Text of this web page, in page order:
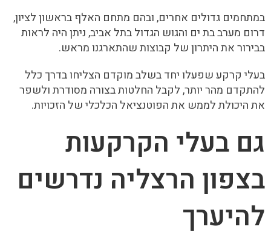
במתחמים גדולים אחרים, ובהם מתחם האלף בראשון לציון,
דרום מערב בת ים והגוש הגדול בתל אביב, ניתן היה לראות
בבירור את היתרון של קבוצות שהתארגנו מראש.
בעלי קרקע שפעלו יחד בשלב מוקדם הצליחו בדרך כלל
להתקדם מהר יותר, לקבל החלטות בצורה מסודרת ולשפר
את היכולת לממש את הפוטנציאל הכלכלי של הזכויות.
גם בעלי הקרקעות
בצפון הרצליה נדרשים
להיערך